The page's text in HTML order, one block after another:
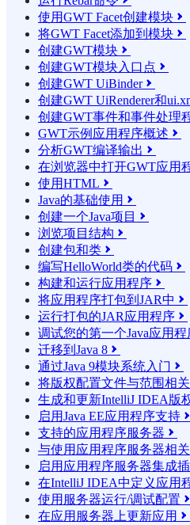
使用GWT Facet创建模块 
将GWT Facet添加到模块 
创建GWT模块 
创建GWT模块入口点 
创建GWT UiBinder
创建GWT UiRenderer和
创建GWT事件和事件处理
GWT示例应用程序概述 
分析GWT编译输出 
在浏览器中打开GWT应用
使用HTML 
Java的基础使用 
创建一个Java项目 
浏览项目结构 
创建包和类 
编写HelloWorld类的代码 
构建和运行应用程序 
将应用程序打包到JAR中 
运行打包的JAR应用程序 
调试您的第一个Java应用程
迁移到Java 8 
通过Java 9模块系统入门 
将版权配置文件与范围相
生成和更新IntelliJ IDEA版
启用Java EE应用程序支持 
支持的应用程序服务器 
与使用应用程序服务器相
启用应用程序服务器集成
在IntelliJ IDEA中定义应用
使用服务器运行/调试配置 
在应用服务器上更新应用 